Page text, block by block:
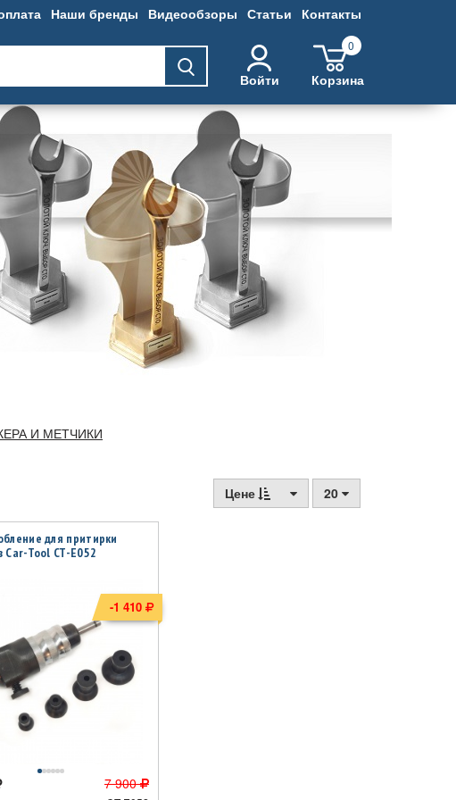
Наши бренды Видеообзоры Статьи Контакты
Войти
0
Корзина
И МЕТЧИКИ
Цене 20
для притирки
Car-Tool CT-E052
7 900
-1 410